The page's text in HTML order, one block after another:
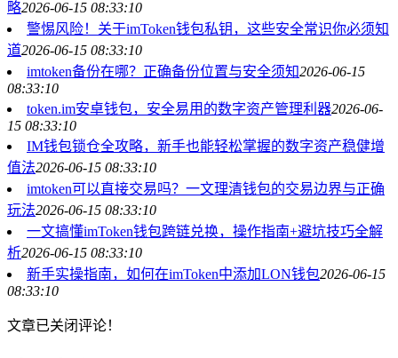
略2026-06-15 08:33:10
警惕风险！关于imToken钱包私钥，这些安全常识你必须知
道2026-06-15 08:33:10
imtoken备份在哪？正确备份位置与安全须知2026-06-15
08:33:10
token.im安卓钱包，安全易用的数字资产管理利器2026-06-
15 08:33:10
IM钱包锁仓全攻略，新手也能轻松掌握的数字资产稳健增
值法2026-06-15 08:33:10
imtoken可以直接交易吗？一文理清钱包的交易边界与正确
玩法2026-06-15 08:33:10
一文搞懂imToken钱包跨链兑换，操作指南+避坑技巧全解
析2026-06-15 08:33:10
新手实操指南，如何在imToken中添加LON钱包2026-06-15
08:33:10
文章已关闭评论！